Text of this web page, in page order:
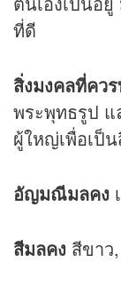
ที่ดี
สิ่งมงคลที่คว
พระพุทธรูป
ผู้ใหญ่เพื่อเป็
อัญมณีมลคง
สีมลคง สีขาว